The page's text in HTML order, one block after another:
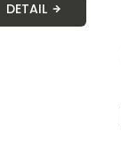
DETAIL